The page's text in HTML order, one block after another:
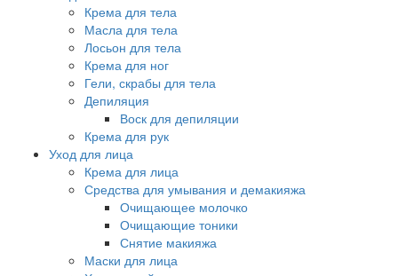
Крема для тела
Масла для тела
Лосьон для тела
Крема для ног
Гели, скрабы для тела
Депиляция
Воск для депиляции
Крема для рук
Уход для лица
Крема для лица
Средства для умывания и демакияжа
Очищающее молочко
Очищающие тоники
Снятие макияжа
Маски для лица